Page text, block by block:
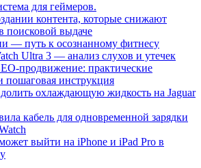
для геймеров.
контента, которые снижают
поисковой выдаче
— путь к осознанному фитнесу
Ultra 3 — анализ слухов и утечек
продвижение: практические
пошаговая инструкция
охлаждающую жидкость на Jaguar
кабель для одновременной зарядки
выйти на iPhone и iPad Pro в